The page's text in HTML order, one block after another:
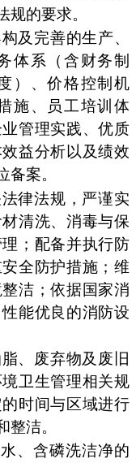
的要求。
及完善的生产、
体系（含财务制
）、价格控制机
施、员工培训体
管理实践、优质
益分析以及绩效
案。
律法规，严谨实
清洗、消毒与保
；配备并执行防
全防护措施；维
洁；依据国家消
能优良的消防设
、废弃物及废旧
卫生管理相关规
时间与区域进行
洁。
、含磷洗洁净的